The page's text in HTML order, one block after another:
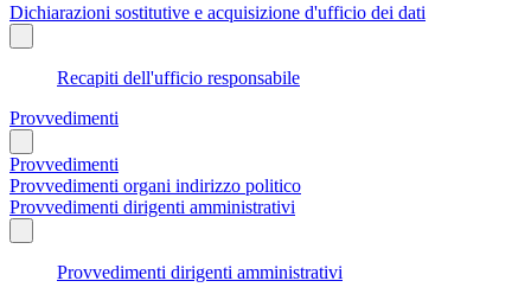
Dichiarazioni sostitutive e acquisizione d'ufficio dei dati
Recapiti dell'ufficio responsabile
Provvedimenti
Provvedimenti
Provvedimenti organi indirizzo politico
Provvedimenti dirigenti amministrativi
Provvedimenti dirigenti amministrativi